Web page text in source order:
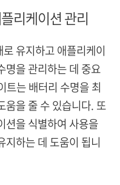
리케이션 관리
유지하고 애플리케이
명을 관리하는 데 중요
트는 배터리 수명을 최
움을 줄 수 있습니다. 또
션을 식별하여 사용을
지하는 데 도움이 됩니